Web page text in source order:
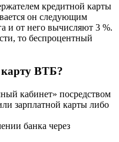
кредитной карты
он следующим
и от него вычисляют 3 %.
то беспроцентный
ВТБ?
кабинет» посредством
зарплатной карты либо
банка через